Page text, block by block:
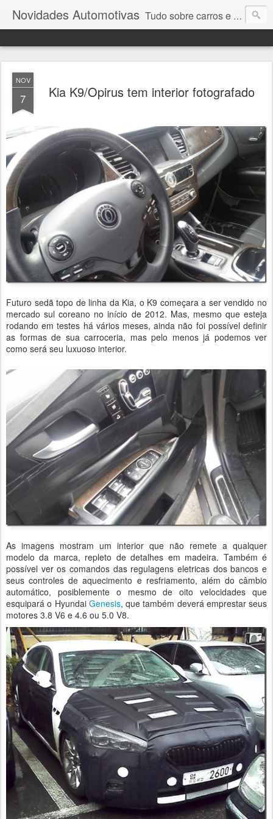
Novidades Automotivas Tudo sobre carros e motores
NOV
7 Kia K9/Opirus tem interior fotografado
Futuro sedã topo de linha da Kia, o K9 começara a ser vendido no
mercado sul coreano no início de 2012. Mas, mesmo que esteja
rodando em testes há vários meses, ainda não foi possível definir
as formas de sua carroceria, mas pelo menos já podemos ver
como será seu luxuoso interior.
As imagens mostram um interior que não remete a qualquer
modelo da marca, repleto de detalhes em madeira. Também é
possível ver os comandos das regulagens eletricas dos bancos e
seus controles de aquecimento e resfriamento, além do câmbio
automático, posiblemente o mesmo de oito velocidades que
esquipará o Hyundai Genesis, que também deverá emprestar seus
motores 3.8 V6 e 4.6 ou 5.0 V8.